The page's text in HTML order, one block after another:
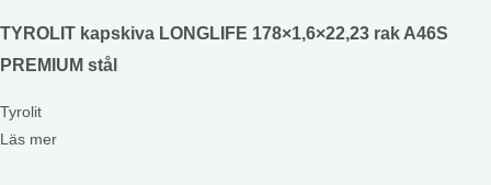
TYROLIT kapskiva LONGLIFE 178×1,6×22,23 rak A46S
PREMIUM stål
Tyrolit
Läs mer